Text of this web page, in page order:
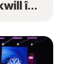
în